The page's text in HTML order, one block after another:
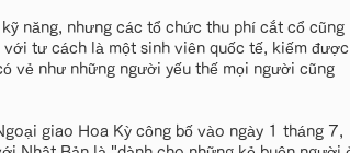
năng, nhưng các tổ chức thu phí cắt cổ cũng
tư cách là một sinh viên quốc tế, kiếm được
vẻ như những người yếu thế mọi người cũng
giao Hoa Kỳ công bố vào ngày 1 tháng 7,